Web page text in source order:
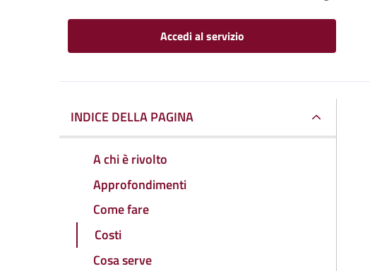
Accedi al servizio
INDICE DELLA PAGINA
A chi è rivolto
Approfondimenti
Come fare
Costi
Cosa serve